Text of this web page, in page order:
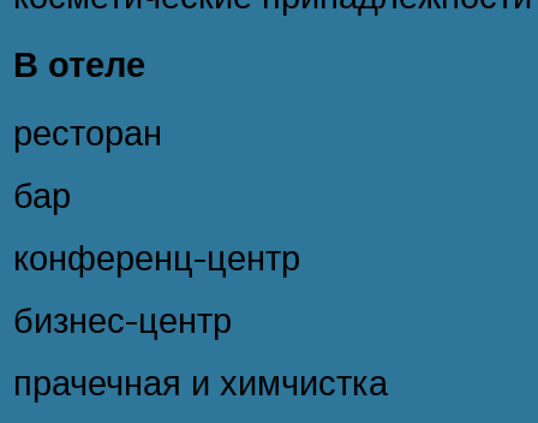
В отеле
ресторан
бар
конференц-центр
бизнес-центр
прачечная и химчистка